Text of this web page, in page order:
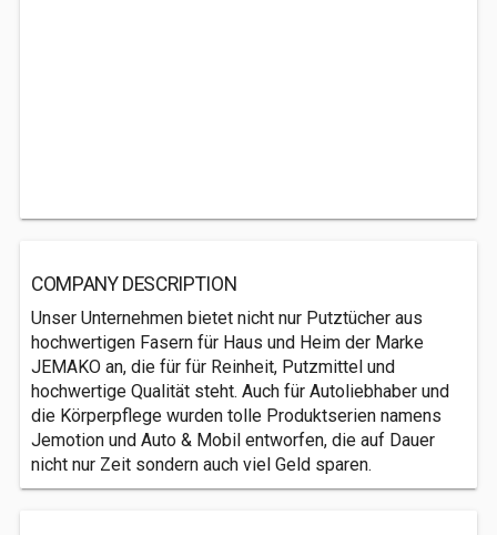
COMPANY DESCRIPTION
Unser Unternehmen bietet nicht nur Putztücher aus
hochwertigen Fasern für Haus und Heim der Marke
JEMAKO an, die für für Reinheit, Putzmittel und
hochwertige Qualität steht. Auch für Autoliebhaber und
die Körperpflege wurden tolle Produktserien namens
Jemotion und Auto & Mobil entworfen, die auf Dauer
nicht nur Zeit sondern auch viel Geld sparen.